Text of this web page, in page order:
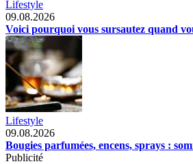
Lifestyle
09.08.2026
Voici pourquoi vous sursautez quand
Lifestyle
09.08.2026
Bougies parfumées, encens, sprays :
Publicité